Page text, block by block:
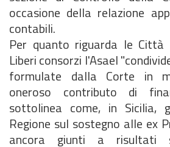
occasione della relazione
contabili.
Per quanto riguarda le
Liberi consorzi l'Asael
formulate dalla Corte in
oneroso contributo di
sottolinea come, in Sicilia,
Regione sul sostegno alle ex
ancora giunti a risultati